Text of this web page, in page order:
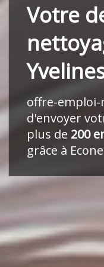
Votre
offre-
d'envoyer
plus de 200
grâce à